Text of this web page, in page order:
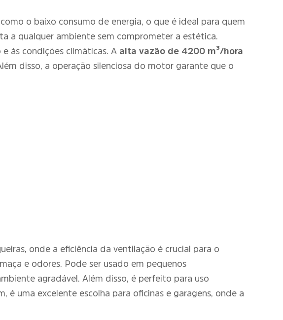
o baixo consumo de energia, o que é ideal para quem
a qualquer ambiente sem comprometer a estética.
às condições climáticas. A alta vazão de 4200 m³/hora
disso, a operação silenciosa do motor garante que o
onde a eficiência da ventilação é crucial para o
e odores. Pode ser usado em pequenos
agradável. Além disso, é perfeito para uso
é uma excelente escolha para oficinas e garagens, onde a